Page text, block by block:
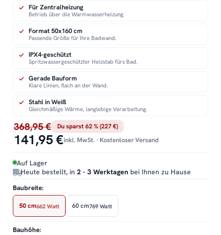
368,95 € Du sparst 62 % (227 €)
141,95 €inkl. MwSt. · Kostenloser Versand
Auf Lager
Heute bestellt, in 2 - 3 Werktagen bei Ihnen zu Hause
Für Zentralheizung
Betrieb über die Warmwasserheizung.
Format 50x160 cm
Passende Größe für Ihre Badwand.
IPX4-geschützt
Spritzwassergeschützter Heizstab fürs Bad.
Gerade Bauform
Klare Linien, flach an der Wand.
Stahl in Weiß
Gleichmäßige Wärme, langlebige Verarbeitung.
Baubreite:
50 cm662 Watt 60 cm769 Watt
Bauhöhe: